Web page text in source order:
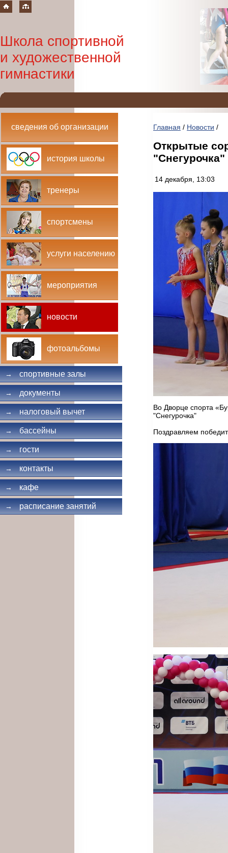
Школа спортивной
и художественной
гимнастики
сведения об организации
история школы
тренеры
спортсмены
услуги населению
мероприятия
новости
фотоальбомы
→ спортивные залы
→ документы
→ налоговый вычет
→ бассейны
→ гости
→ контакты
→ кафе
→ расписание занятий
Главная / Новости /
Открытые
"Снегурочка"
14 декабря, 13:03
Во Дворце спорта
"Снегурочка"
Поздравляем